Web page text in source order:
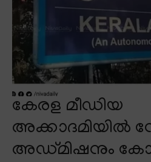
കേരള മീഡിയ
അക്കാദമിയിൽ
അഡ്മിഷനും